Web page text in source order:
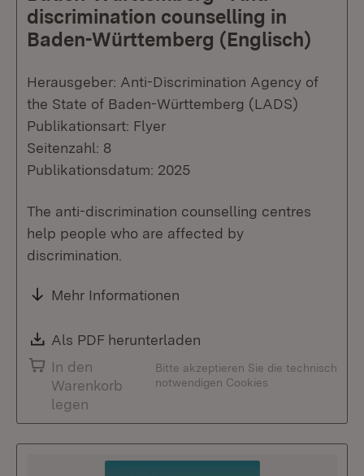
discrimination counselling in
Baden-Württemberg (Englisch)
Herausgeber: Anti-Discrimination Agency of
the State of Baden-Württemberg (LADS)
Publikationsart: Flyer
Seitenzahl: 8
Publikationsdatum: 2025
The anti-discrimination counselling centres
help people who are affected by
discrimination.
Mehr Informationen
Download:
Als PDF herunterladen
In den
Warenkorb
legen
Bitte akzeptieren Sie die technisch
notwendigen Cookies